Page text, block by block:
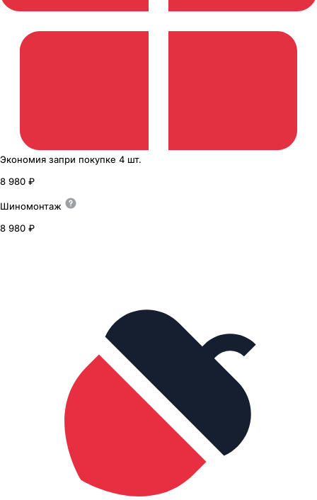
Экономия запри покупке 4 шт.
8 980 ₽
Шиномонтаж
8 980 ₽